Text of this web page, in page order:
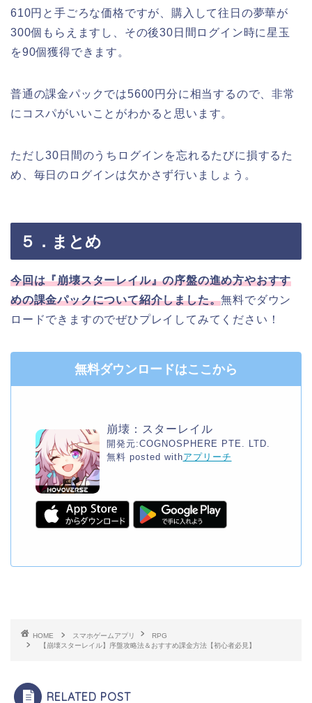
610円と手ごろな価格ですが、購入して往日の夢華が
300個もらえますし、その後30日間ログイン時に星玉
を90個獲得できます。
普通の課金パックでは5600円分に相当するので、非常
にコスパがいいことがわかると思います。
ただし30日間のうちログインを忘れるたびに損するた
め、毎日のログインは欠かさず行いましょう。
５．まとめ
今回は『崩壊スターレイル』の序盤の進め方やおすす
めの課金パックについて紹介しました。無料でダウン
ロードできますのでぜひプレイしてみてください！
無料ダウンロードはここから
崩壊：スターレイル
開発元:COGNOSPHERE PTE. LTD.
無料 posted withアプリーチ
HOME スマホゲームアプリ
RPG
【崩壊スターレイル】序盤攻略法＆おすすめ課金方法【初心者必見】
RELATED POST